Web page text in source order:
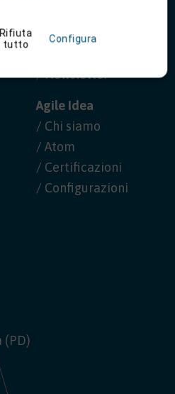
/ Archivio
/ Newsletter
Agile Idea
/ Chi siamo
/ Atom
/ Certificazioni
/ Configurazioni
(PD)
Rifiuta
tutto
Configura